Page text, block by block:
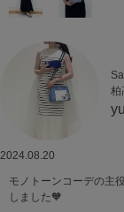
柏
2024.08.20
モノトーンコーデの主
しました🧡